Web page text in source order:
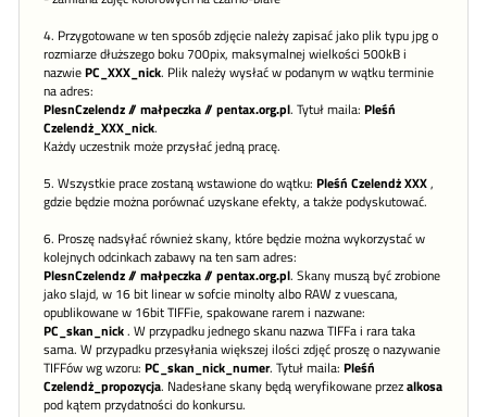
4. Przygotowane w ten sposób zdjęcie należy zapisać jako plik typu jpg o
rozmiarze dłuższego boku 700pix, maksymalnej wielkości 500kB i
nazwiePC_XXX_nick. Plik należy wysłać w podanym w wątku terminie
na adres:
PlesnCzelendz // małpeczka // pentax.org.pl. Tytuł maila: Pleśń
Czelendż_XXX_nick.
Każdy uczestnik może przysłać jedną pracę.
5. Wszystkie prace zostaną wstawione do wątku: Pleśń Czelendż XXX,
gdzie będzie można porównać uzyskane efekty, a także podyskutować.
6. Proszę nadsyłać również skany, które będzie można wykorzystać w
kolejnych odcinkach zabawy na ten sam adres:
PlesnCzelendz // małpeczka // pentax.org.pl. Skany muszą być zrobione
jako slajd, w 16 bit linear w sofcie minolty albo RAW z vuescana,
opublikowane w 16bit TIFFie, spakowane rarem i nazwane:
PC_skan_nick. W przypadku jednego skanu nazwa TIFFa i rara taka
sama. W przypadku przesyłania większej ilości zdjęć proszę o nazywanie
TIFFów wg wzoru: PC_skan_nick_numer. Tytuł maila: Pleśń
Czelendż_propozycja. Nadesłane skany będą weryfikowane przezalkosa
pod kątem przydatności do konkursu.